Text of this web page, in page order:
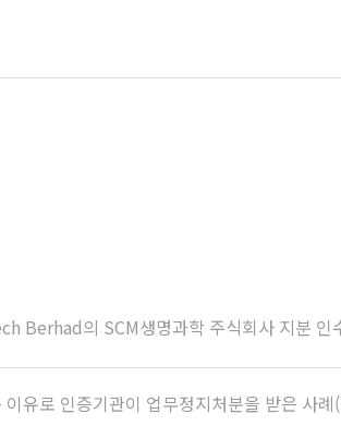
Berhad의 SCM생명과학 주식회사 지분 인
유로 인증기관이 업무정지처분을 받은 사례